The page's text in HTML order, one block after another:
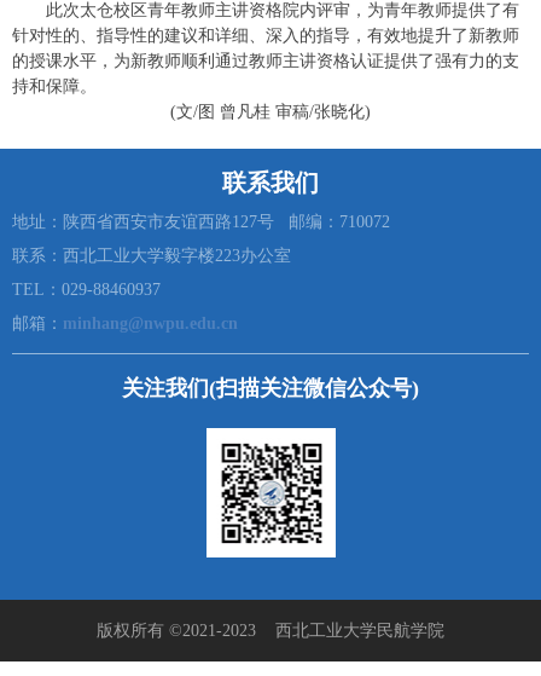
此次太仓校区青年教师主讲资格院内评审，为青年教师提供了有
针对性的、指导性的建议和详细、深入的指导，有效地提升了新教师
的授课水平，为新教师顺利通过教师主讲资格认证提供了强有力的支
持和保障。
(文/图 曾凡桂 审稿/张晓化)
联系我们
地址：陕西省西安市友谊西路127号 邮编：710072
联系：西北工业大学毅字楼223办公室
TEL：029-88460937
邮箱： minhang@nwpu.edu.cn
关注我们(扫描关注微信公众号)
版权所有 ©2021-2023 西北工业大学民航学院